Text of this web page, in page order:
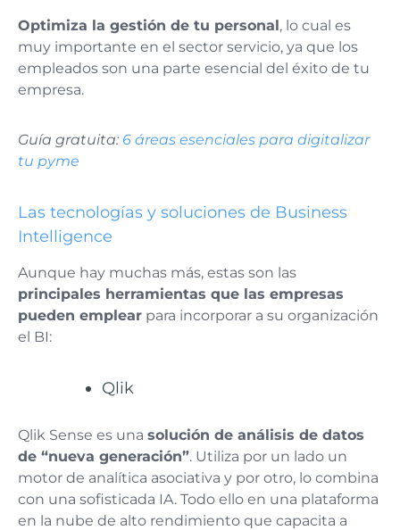
Optimiza la gestión de tu personal, lo cual es
muy importante en el sector servicio, ya que los
empleados son una parte esencial del éxito de tu
empresa.
Guía gratuita: 6 áreas esenciales para digitalizar
tu pyme
Las tecnologías y soluciones de Business
Intelligence
Aunque hay muchas más, estas son las
principales herramientas que las empresas
pueden emplear para incorporar a su organización
el BI:
Qlik
Qlik Sense es una solución de análisis de datos
de “nueva generación”. Utiliza por un lado un
motor de analítica asociativa y por otro, lo combina
con una sofisticada IA. Todo ello en una plataforma
en la nube de alto rendimiento que capacita a